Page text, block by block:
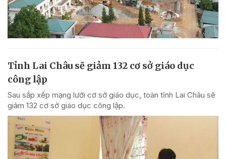
Tỉnh Lai Châu sẽ giảm 132 cơ sở giáo dục
công lập
Sau sắp xếp mạng lưới cơ sở giáo dục, toàn tỉnh Lai Châu sẽ
giảm 132 cơ sở giáo dục công lập.